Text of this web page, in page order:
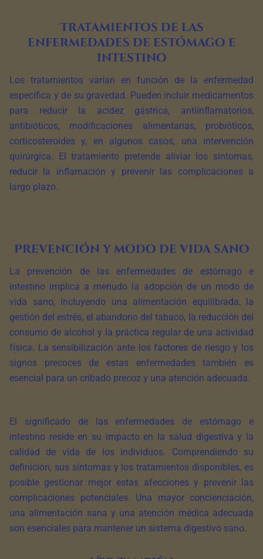
Tratamientos de las
enfermedades de estómago e
intestino
Los tratamientos varían en función de la enfermedad
específica y de su gravedad. Pueden incluir medicamentos
para reducir la acidez gástrica, antiinflamatorios,
antibióticos, modificaciones alimentarias, probióticos,
corticosteroides y, en algunos casos, una intervención
quirúrgica. El tratamiento pretende aliviar los síntomas,
reducir la inflamación y prevenir las complicaciones a
largo plazo.
Prevención y modo de vida sano
La prevención de las enfermedades de estómago e
intestino implica a menudo la adopción de un modo de
vida sano, incluyendo una alimentación equilibrada, la
gestión del estrés, el abandono del tabaco, la reducción del
consumo de alcohol y la práctica regular de una actividad
física. La sensibilización ante los factores de riesgo y los
signos precoces de estas enfermedades también es
esencial para un cribado precoz y una atención adecuada.
El significado de las enfermedades de estómago e
intestino reside en su impacto en la salud digestiva y la
calidad de vida de los individuos. Comprendiendo su
definición, sus síntomas y los tratamientos disponibles, es
posible gestionar mejor estas afecciones y prevenir las
complicaciones potenciales. Una mayor concienciación,
una alimentación sana y una atención médica adecuada
son esenciales para mantener un sistema digestivo sano.